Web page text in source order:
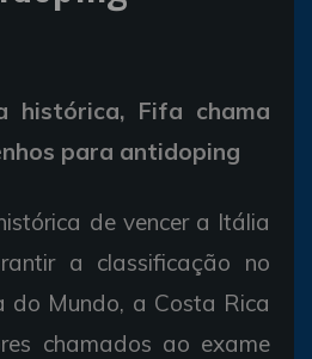
histórica, Fifa chama
para antidoping
de vencer a Itália
a classificação no
do Mundo, a Costa Rica
chamados ao exame